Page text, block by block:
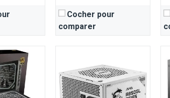
Cocher pour
comparer